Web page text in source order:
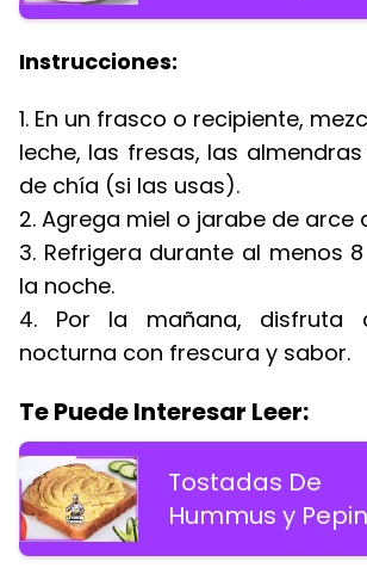
Instrucciones:
1. En un frasco o recipiente,
leche, las fresas, las
de chía (si las usas).
2. Agrega miel o jarabe de arce
3. Refrigera durante al menos
la noche.
4. Por la mañana, disfruta
nocturna con frescura y sabor.
Te Puede Interesar Leer:
Tostadas De
Hummus y